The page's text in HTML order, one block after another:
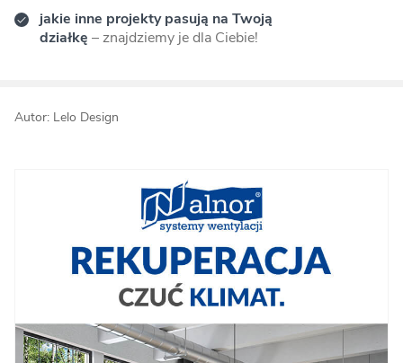
jakie inne projekty pasują na Twoją
działkę – znajdziemy je dla Ciebie!
Autor: Lelo Design